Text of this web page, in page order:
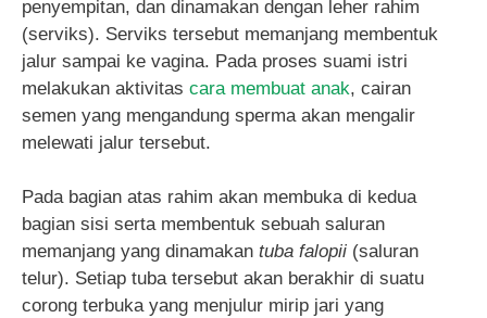
penyempitan, dan dinamakan dengan leher rahim
(serviks). Serviks tersebut memanjang membentuk
jalur sampai ke vagina. Pada proses suami istri
melakukan aktivitas cara membuat anak, cairan
semen yang mengandung sperma akan mengalir
melewati jalur tersebut.
Pada bagian atas rahim akan membuka di kedua
bagian sisi serta membentuk sebuah saluran
memanjang yang dinamakan tuba falopii (saluran
telur). Setiap tuba tersebut akan berakhir di suatu
corong terbuka yang menjulur mirip jari yang